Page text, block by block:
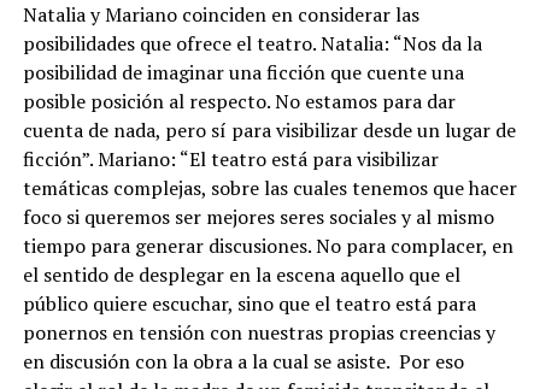
Natalia y Mariano coinciden en considerar las
posibilidades que ofrece el teatro. Natalia: “Nos da la
posibilidad de imaginar una ficción que cuente una
posible posición al respecto. No estamos para dar
cuenta de nada, pero sí para visibilizar desde un lugar de
ficción”. Mariano: “El teatro está para visibilizar
temáticas complejas, sobre las cuales tenemos que hacer
foco si queremos ser mejores seres sociales y al mismo
tiempo para generar discusiones. No para complacer, en
el sentido de desplegar en la escena aquello que el
público quiere escuchar, sino que el teatro está para
ponernos en tensión con nuestras propias creencias y
en discusión con la obra a la cual se asiste. Por eso